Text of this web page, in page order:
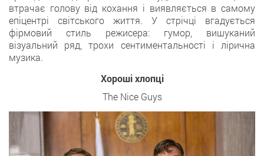
втрачає голову від кохання і виявляється в самому
епіцентрі світського життя. У стрічці вгадується
фірмовий стиль режисера: гумор, вишуканий
візуальний ряд, трохи сентиментальності і лірична
музика.
Хороші хлопці
The Nice Guys